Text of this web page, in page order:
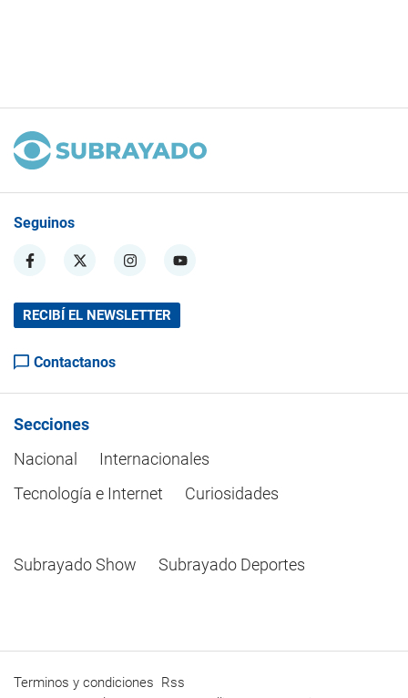
Seguinos
RECIBÍ EL NEWSLETTER
Contactanos
Secciones
Nacional
Internacionales
Tecnología e Internet
Curiosidades
Subrayado Show Subrayado Deportes
Terminos y condiciones Rss